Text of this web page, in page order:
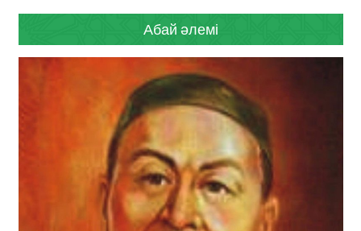
Абай әлемі